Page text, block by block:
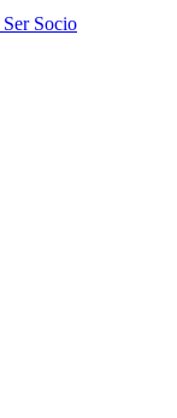
Ser Socio